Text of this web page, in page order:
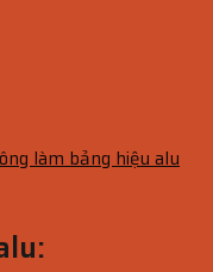
làm bảng hiệu alu